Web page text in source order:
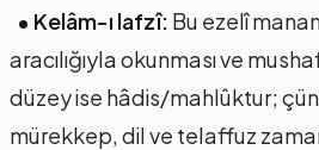
• Kelâm-ı lafzî: Bu ezelî
aracılığıyla okunması ve
düzey ise hâdis/mahlûktur;
mürekkep, dil ve telaffuz